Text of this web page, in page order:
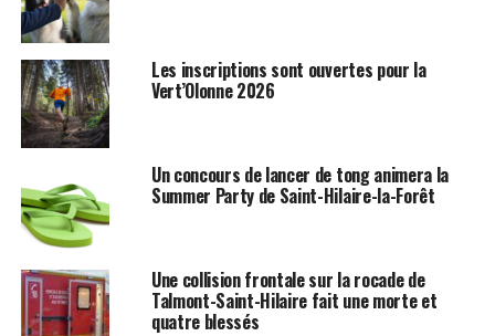
Les inscriptions sont ouvertes pour la
Vert’Olonne 2026
Un concours de lancer de tong animera la
Summer Party de Saint-Hilaire-la-Forêt
Une collision frontale sur la rocade de
Talmont-Saint-Hilaire fait une morte et
quatre blessés